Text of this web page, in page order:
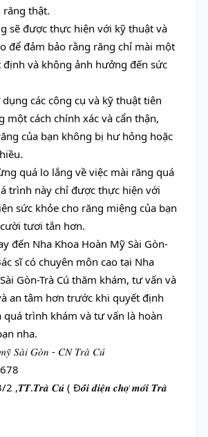
răng thật.
sẽ được thực hiện với kỹ thuật và
để đảm bảo rằng răng chỉ mài một
và không ảnh hưởng đến sức
dụng các công cụ và kỹ thuật tiên
một cách chính xác và cẩn thận,
của bạn không bị hư hỏng hoặc
quá lo lắng về việc mài răng quá
trình này chỉ được thực hiện với
sức khỏe cho răng miệng của bạn
tươi tắn hơn.
đến Nha Khoa Hoàn Mỹ Sài Gòn-
sĩ có chuyên môn cao tại Nha
Gòn-Trà Cú thăm khám, tư vấn và
an tâm hơn trước khi quyết định
quá trình khám và tư vấn là hoàn
nha.
𝑆𝑎̀𝑖 𝐺𝑜̀𝑛 - 𝐶𝑁 𝑇𝑟𝑎̀ 𝐶𝑢́
,𝑻𝑻.𝑻𝒓𝒂̀ 𝑪𝒖́ ( Đ𝒐̂́𝒊 𝒅𝒊𝒆̣̂𝒏 𝒄𝒉𝒐̛̣ 𝒎𝒐̛́𝒊 𝑻𝒓𝒂̀